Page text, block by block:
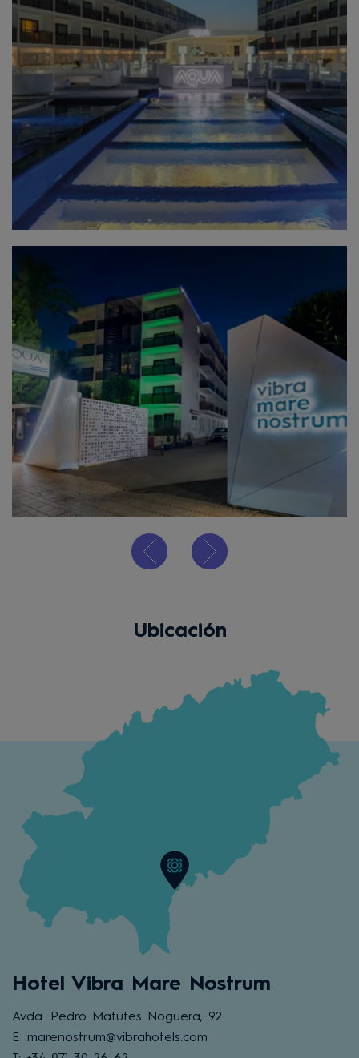
Ubicación
Hotel Vibra Mare Nostrum
Avda. Pedro Matutes Noguera, 92
E: marenostrum@vibrahotels.com